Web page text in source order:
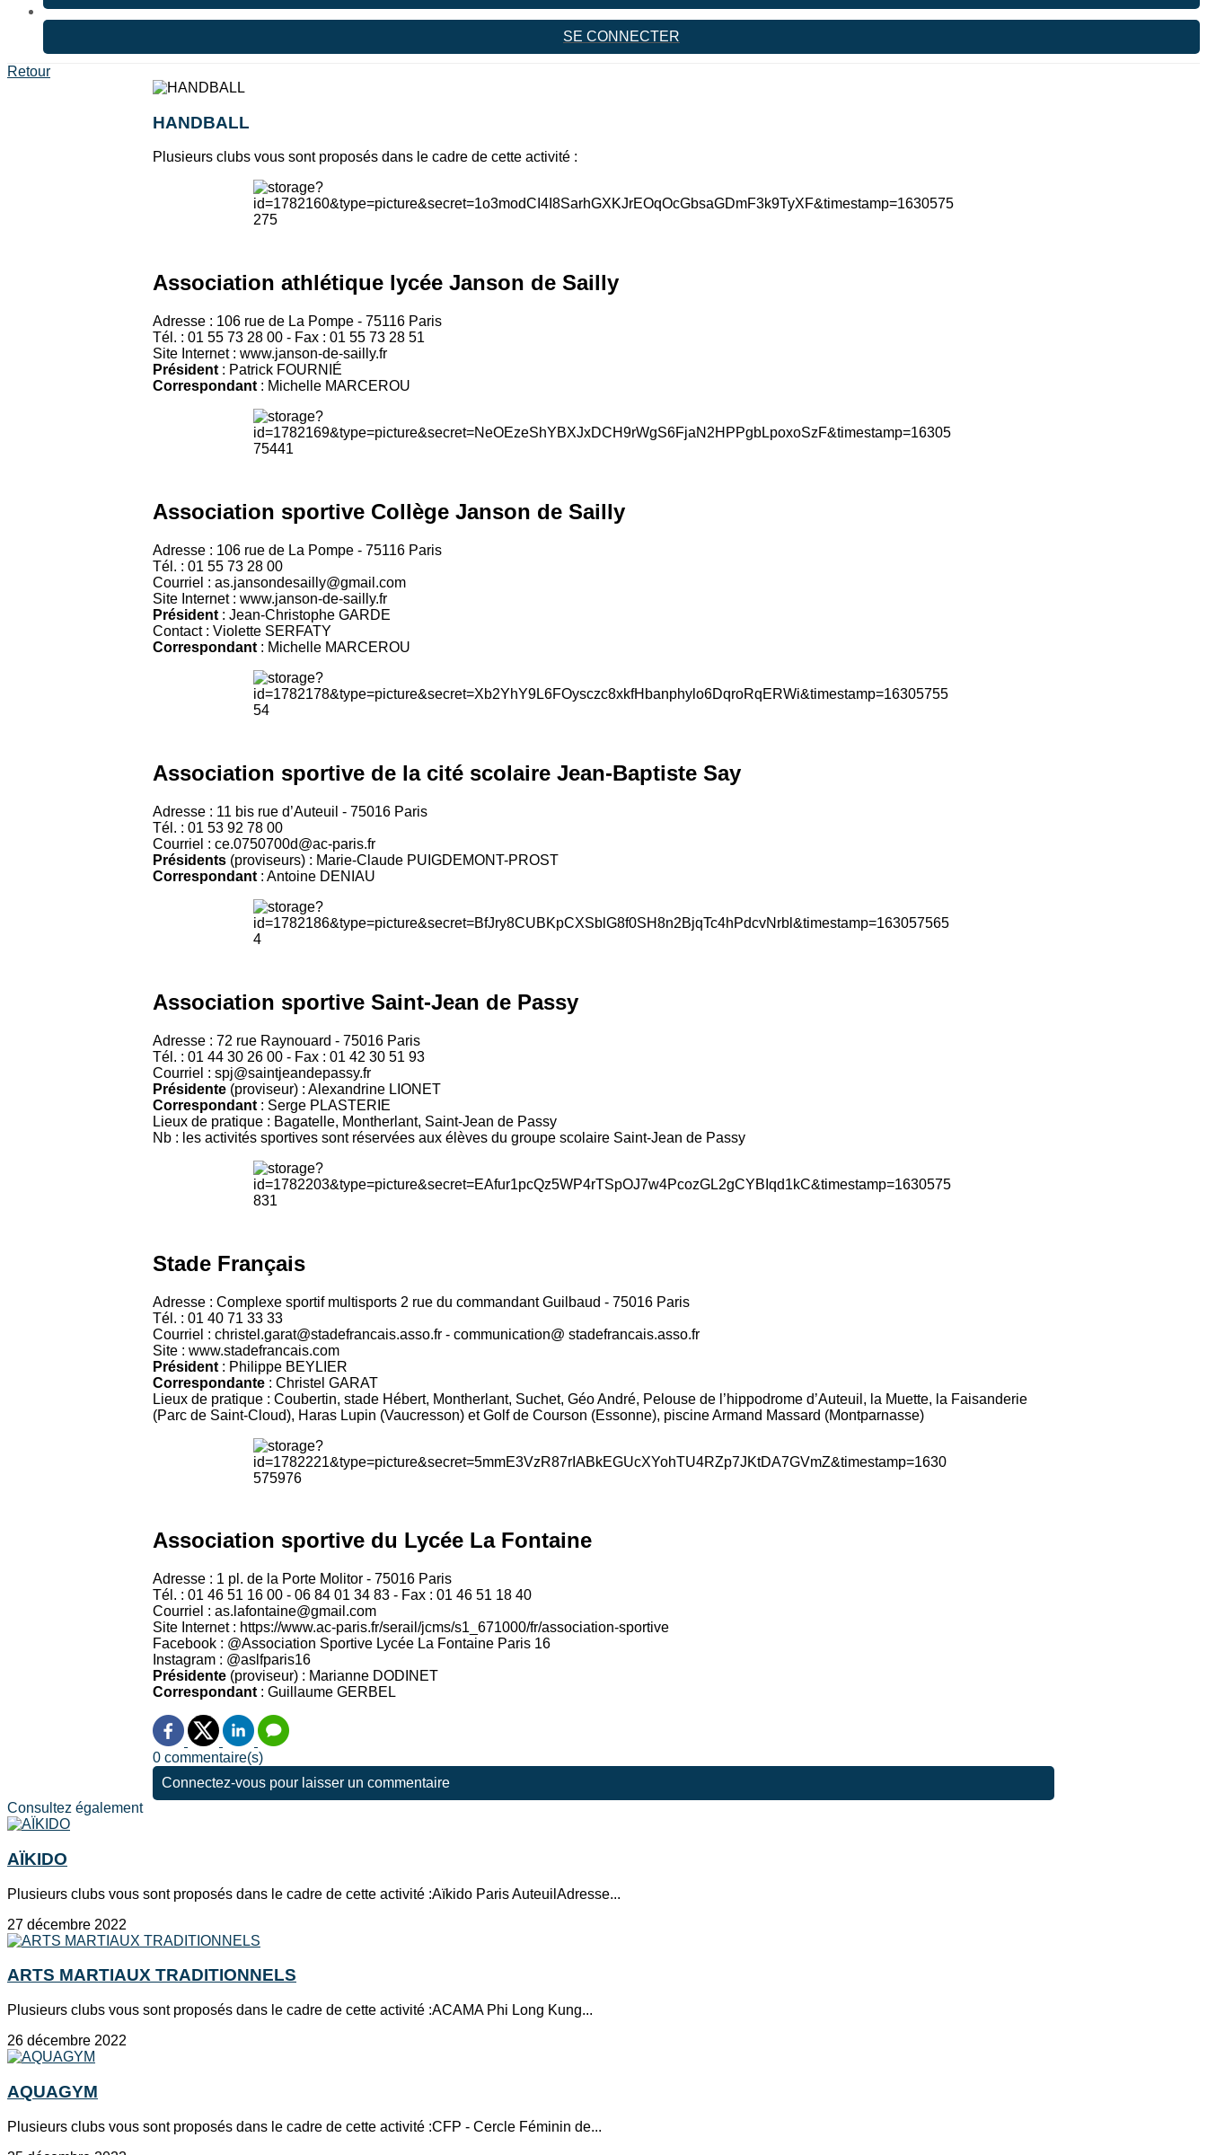
SE CONNECTER
Retour
HANDBALL
Plusieurs clubs vous sont proposés dans le cadre de cette activité :
Association athlétique lycée Janson de Sailly
Adresse : 106 rue de La Pompe - 75116 Paris
Tél. : 01 55 73 28 00 - Fax : 01 55 73 28 51
Site Internet : www.janson-de-sailly.fr
Président : Patrick FOURNIÉ
Correspondant : Michelle MARCEROU
Association sportive Collège Janson de Sailly
Adresse : 106 rue de La Pompe - 75116 Paris
Tél. : 01 55 73 28 00
Courriel : as.jansondesailly@gmail.com
Site Internet : www.janson-de-sailly.fr
Président : Jean-Christophe GARDE
Contact : Violette SERFATY
Correspondant : Michelle MARCEROU
Association sportive de la cité scolaire Jean-Baptiste Say
Adresse : 11 bis rue d’Auteuil - 75016 Paris
Tél. : 01 53 92 78 00
Courriel : ce.0750700d@ac-paris.fr
Présidents (proviseurs) : Marie-Claude PUIGDEMONT-PROST
Correspondant : Antoine DENIAU
Association sportive Saint-Jean de Passy
Adresse : 72 rue Raynouard - 75016 Paris
Tél. : 01 44 30 26 00 - Fax : 01 42 30 51 93
Courriel : spj@saintjeandepassy.fr
Présidente (proviseur) : Alexandrine LIONET
Correspondant : Serge PLASTERIE
Lieux de pratique : Bagatelle, Montherlant, Saint-Jean de Passy
Nb : les activités sportives sont réservées aux élèves du groupe scolaire Saint-Jean de Passy
Stade Français
Adresse : Complexe sportif multisports 2 rue du commandant Guilbaud - 75016 Paris
Tél. : 01 40 71 33 33
Courriel : christel.garat@stadefrancais.asso.fr - communication@ stadefrancais.asso.fr
Site : www.stadefrancais.com
Président : Philippe BEYLIER
Correspondante : Christel GARAT
Lieux de pratique : Coubertin, stade Hébert, Montherlant, Suchet, Géo André, Pelouse de l’hippodrome d’Auteuil, la Muette, la Faisanderie
(Parc de Saint-Cloud), Haras Lupin (Vaucresson) et Golf de Courson (Essonne), piscine Armand Massard (Montparnasse)
Association sportive du Lycée La Fontaine
Adresse : 1 pl. de la Porte Molitor - 75016 Paris
Tél. : 01 46 51 16 00 - 06 84 01 34 83 - Fax : 01 46 51 18 40
Courriel : as.lafontaine@gmail.com
Site Internet : https://www.ac-paris.fr/serail/jcms/s1_671000/fr/association-sportive
Facebook : @Association Sportive Lycée La Fontaine Paris 16
Instagram : @aslfparis16
Présidente (proviseur) : Marianne DODINET
Correspondant : Guillaume GERBEL
0 commentaire(s)
Connectez-vous pour laisser un commentaire
Consultez également
AÏKIDO
Plusieurs clubs vous sont proposés dans le cadre de cette activité :Aïkido Paris AuteuilAdresse...
27 décembre 2022
ARTS MARTIAUX TRADITIONNELS
Plusieurs clubs vous sont proposés dans le cadre de cette activité :ACAMA Phi Long Kung...
26 décembre 2022
AQUAGYM
Plusieurs clubs vous sont proposés dans le cadre de cette activité :CFP - Cercle Féminin de...